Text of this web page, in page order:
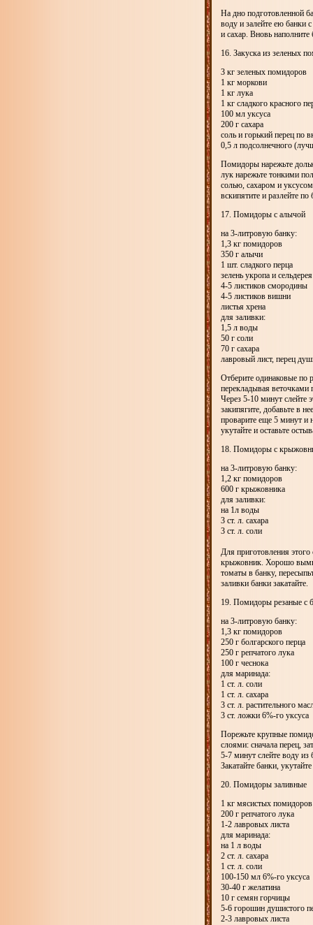
На дно подготовленной
воду и залейте ею банки
и сахар. Вновь
16. Закуска из зеленых
3 кг зеленых помидоров
1 кг моркови
1 кг лука
1 кг сладкого красного
100 мл уксуса
200 г сахара
соль и горький перец по
0,5 л подсолнечного
Помидоры нарежьте
лук нарежьте тонкими
солью, сахаром и
вскипятите и разлейте по
17. Помидоры с алычой
на 3-литровую банку:
1,3 кг помидоров
350 г алычи
1 шт. сладкого перца
зелень укропа и сельдерея
4-5 листиков смородины
4-5 листиков вишни
листья хрена
для заливки:
1,5 л воды
50 г соли
70 г сахара
лавровый лист, перец
Отберите одинаковые по
перекладывая
Через 5-10 минут слейте
закипягите, добавьте в
проварите еще 5 минут и
укутайте и оставьте
18. Помидоры с
на 3-литровую банку:
1,2 кг помидоров
600 г крыжовника
для заливки:
на 1л воды
3 ст. л. сахара
3 ст. л. соли
Для приготовления
крыжовник. Хорошо
томаты в банку,
заливки банки закатайте.
19. Помидоры резаные с
на 3-литровую банку:
1,3 кг помидоров
250 г болгарского перца
250 г репчатого лука
100 г чеснока
для маринада:
1 ст. л. соли
1 ст. л. сахара
3 ст. л. растительного
3 ст. ложки 6%-го уксуса
Порежьте крупные
слоями: сначала перец,
5-7 минут слейте воду из
Закатайте банки,
20. Помидоры заливные
1 кг мясистых помидоров
200 г репчатого лука
1-2 лавровых листа
для маринада:
на 1 л воды
2 ст. л. сахара
1 ст. л. соли
100-150 мл 6%-го уксуса
30-40 г желатина
10 г семян горчицы
5-6 горошин душистого
2-3 лавровых листа